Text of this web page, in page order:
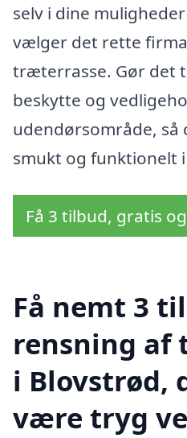
selv i dine
vælger det rette
træterrasse. Gør det
beskytte og
udendørsområde, så
smukt og funktionelt
Få 3 tilbud, gratis
Få nemt 3
rensning af
i Blovstrød,
være tryg